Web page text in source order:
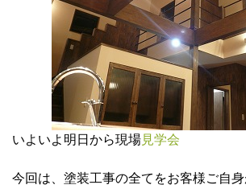
いよいよ明日から現場見学会
今回は、塗装工事の全てをお客様ご自